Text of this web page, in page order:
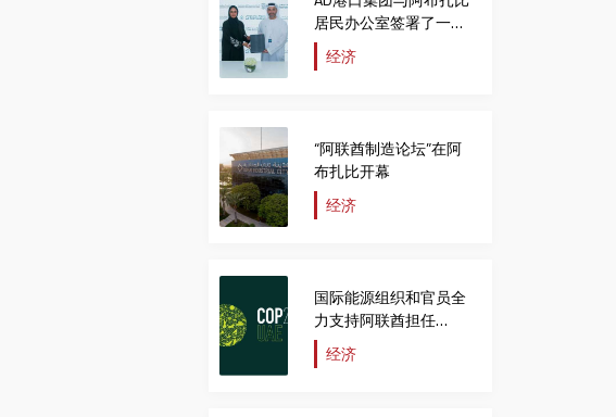
居民办公室签署了一份
协议，旨在吸引顶尖人
才和投资者。
经济
“阿联酋制造论坛”在阿
布扎比开幕
经济
国际能源组织和官员全
力支持阿联酋担任
COP28主席国
经济